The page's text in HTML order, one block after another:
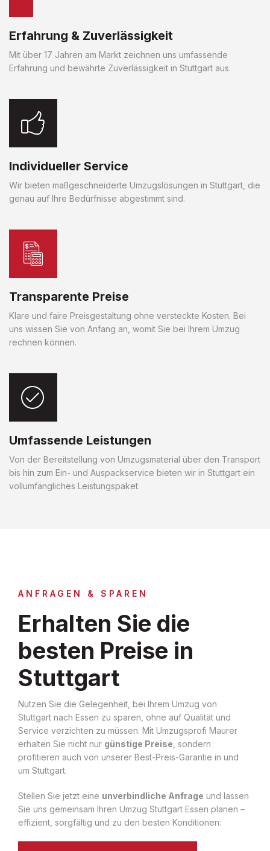
Erfahrung & Zuverlässigkeit
Mit über 17 Jahren am Markt zeichnen uns umfassende
Erfahrung und bewährte Zuverlässigkeit in Stuttgart aus.
Individueller Service
Wir bieten maßgeschneiderte Umzugslösungen in Stuttgart, die
genau auf Ihre Bedürfnisse abgestimmt sind.
Transparente Preise
Klare und faire Preisgestaltung ohne versteckte Kosten. Bei
uns wissen Sie von Anfang an, womit Sie bei Ihrem Umzug
rechnen können.
Umfassende Leistungen
Von der Bereitstellung von Umzugsmaterial über den Transport
bis hin zum Ein- und Auspackservice bieten wir in Stuttgart ein
vollumfängliches Leistungspaket.
ANFRAGEN & SPAREN
Erhalten Sie die
besten Preise in
Stuttgart
Nutzen Sie die Gelegenheit, bei Ihrem Umzug von
Stuttgart nach Essen zu sparen, ohne auf Qualität und
Service verzichten zu müssen. Mit Umzugsprofi Maurer
erhalten Sie nicht nur günstige Preise , sondern
profitieren auch von unserer Best-Preis-Garantie in und
um Stuttgart.
Stellen Sie jetzt eine unverbindliche Anfrage und lassen
Sie uns gemeinsam Ihren Umzug Stuttgart Essen planen –
effizient, sorgfältig und zu den besten Konditionen: